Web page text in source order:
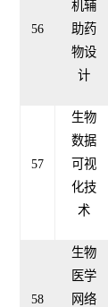
56
机辅
助药
物设
计
57
生物
数据
可视
化技
术
58
生物
医学
网络